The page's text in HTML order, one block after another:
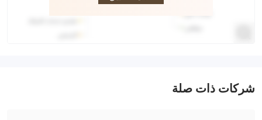
شركات ذات صلة